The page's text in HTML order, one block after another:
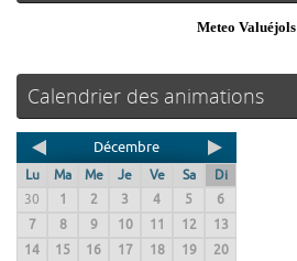
Meteo Valuéjols
Calendrier des animations
Décembre
Lu Ma Me Je Ve Sa
Di
30
1 2 3 4 5
6
7
8 9 10 11 12
13
14
15 16 17 18 19
20